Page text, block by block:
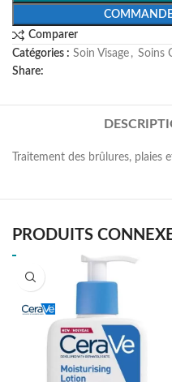
Comparer
Catégories : Soin Visage , Soins
Share:
Traitement des brûlures, plaies
PRODUITS
EN RUPTURE